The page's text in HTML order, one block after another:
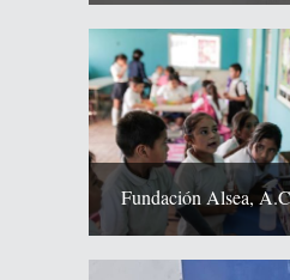
Fundación Alsea,